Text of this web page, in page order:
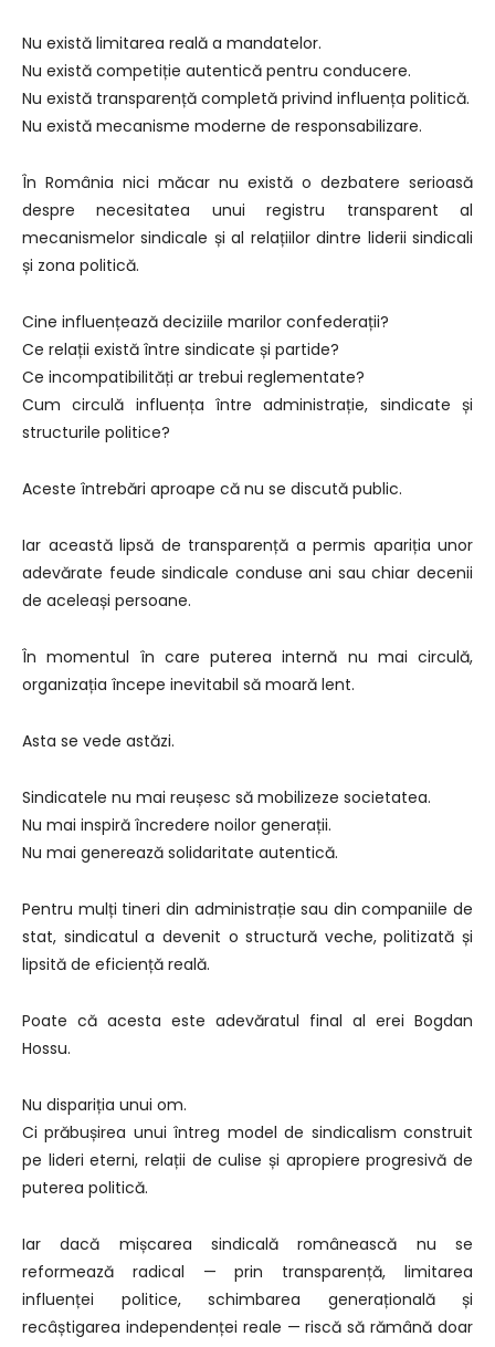
Nu există limitarea reală a mandatelor.
Nu există competiție autentică pentru conducere.
Nu există transparență completă privind influența politică.
Nu există mecanisme moderne de responsabilizare.
În România nici măcar nu există o dezbatere serioasă
despre necesitatea unui registru transparent al
mecanismelor sindicale și al relațiilor dintre liderii sindicali
și zona politică.
Cine influențează deciziile marilor confederații?
Ce relații există între sindicate și partide?
Ce incompatibilități ar trebui reglementate?
Cum circulă influența între administrație, sindicate și
structurile politice?
Aceste întrebări aproape că nu se discută public.
Iar această lipsă de transparență a permis apariția unor
adevărate feude sindicale conduse ani sau chiar decenii
de aceleași persoane.
În momentul în care puterea internă nu mai circulă,
organizația începe inevitabil să moară lent.
Asta se vede astăzi.
Sindicatele nu mai reușesc să mobilizeze societatea.
Nu mai inspiră încredere noilor generații.
Nu mai generează solidaritate autentică.
Pentru mulți tineri din administrație sau din companiile de
stat, sindicatul a devenit o structură veche, politizată și
lipsită de eficiență reală.
Poate că acesta este adevăratul final al erei Bogdan
Hossu.
Nu dispariția unui om.
Ci prăbușirea unui întreg model de sindicalism construit
pe lideri eterni, relații de culise și apropiere progresivă de
puterea politică.
Iar dacă mișcarea sindicală românească nu se
reformează radical — prin transparență, limitarea
influenței politice, schimbarea generațională și
recâștigarea independenței reale — riscă să rămână doar